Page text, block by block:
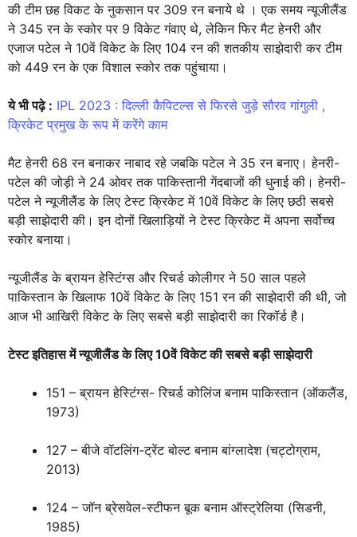
की टीम छह विकट के नुकसान पर 309 रन बनाये थे । एक समय न्यूजीलैंड
ने 345 रन के स्कोर पर 9 विकेट गंवाए थे, लेकिन फिर मैट हेनरी और
एजाज पटेल ने 10वें विकेट के लिए 104 रन की शतकीय साझेदारी कर टीम
को 449 रन के एक विशाल स्कोर तक पहुंचाया।
ये भी पढ़े : IPL 2023 : दिल्ली कैपिटल्स से फिरसे जुड़े सौरव गांगुली ,
क्रिकेट प्रमुख के रूप में करेंगे काम
मैट हेनरी 68 रन बनाकर नाबाद रहे जबकि पटेल ने 35 रन बनाए। हेनरी-
पटेल की जोड़ी ने 24 ओवर तक पाकिस्तानी गेंदबाजों की धुनाई की। हेनरी-
पटेल ने न्यूजीलैंड के लिए टेस्ट क्रिकेट में 10वें विकेट के लिए छठी सबसे
बड़ी साझेदारी की। इन दोनों खिलाड़ियों ने टेस्ट क्रिकेट में अपना सर्वोच्च
स्कोर बनाया।
न्यूजीलैंड के ब्रायन हेस्टिंग्स और रिचर्ड कोलीगर ने 50 साल पहले
पाकिस्तान के खिलाफ 10वें विकेट के लिए 151 रन की साझेदारी की थी, जो
आज भी आखिरी विकेट के लिए सबसे बड़ी साझेदारी का रिकॉर्ड है।
टेस्ट इतिहास में न्‍यूजीलैंड के लिए 10वें विकेट की सबसे बड़ी साझेदारी
151 – ब्रायन हेस्टिंग्‍स- रिचर्ड कोलिंज बनाम पाकिस्‍तान (ऑकलैंड,
1973)
127 – बीजे वॉटलिंग-ट्रेंट बोल्‍ट बनाम बांग्‍लादेश (चट्टोग्राम,
2013)
124 – जॉन ब्रेसवेल-स्‍टीफन बूक बनाम ऑस्‍ट्रेलिया (सिडनी,
1985)